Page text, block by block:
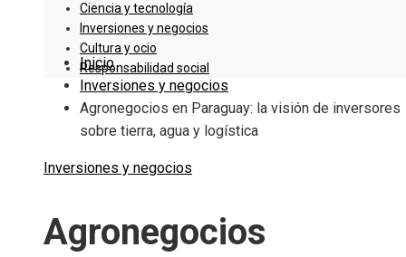
Ciencia y tecnología
Inversiones y negocios
Cultura y ocio
Responsabilidad social
Inicio
Inversiones y negocios
Agronegocios en Paraguay: la visión de inversores
sobre tierra, agua y logística
Inversiones y negocios
Agronegocios